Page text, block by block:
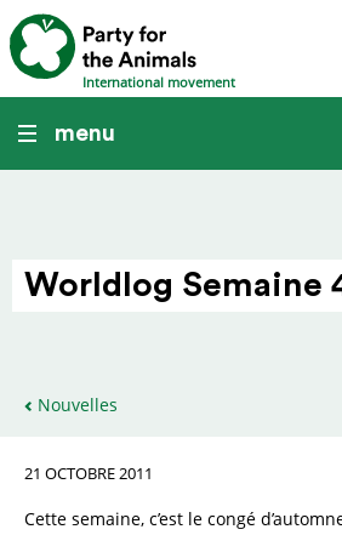
International movement
menu
Worldlog Semaine
Nouvelles
21 OCTOBRE 2011
Cette semaine, c’est le congé